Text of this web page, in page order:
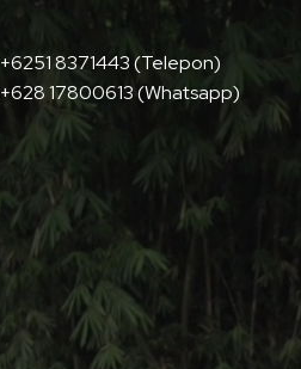
+6251 8371443 (Telepon)
+628 17800613 (Whatsapp)